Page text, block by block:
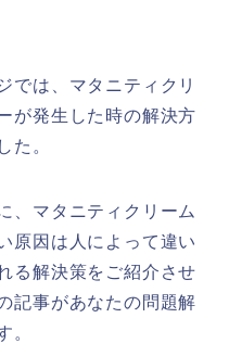
では、マタニティクリ
が発生した時の解決方
た。
、マタニティクリーム
原因は人によって違い
る解決策をご紹介させ
記事があなたの問題解
。